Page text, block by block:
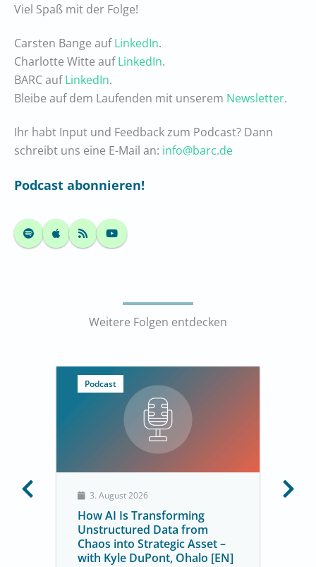
Viel Spaß mit der Folge!
Carsten Bange aufLinkedIn.
Charlotte Witte aufLinkedIn.
BARC aufLinkedIn.
Bleibe auf dem Laufenden mit unserem Newsletter.
Ihr habt Input und Feedback zum Podcast? Dann
schreibt uns eine E-Mail an: info@barc.de
Podcast abonnieren!
Weitere Folgen entdecken
Podcast
3. August 2026
How AI Is Transforming
Unstructured Data from
Chaos into Strategic Asset –
with Kyle DuPont, Ohalo [EN]